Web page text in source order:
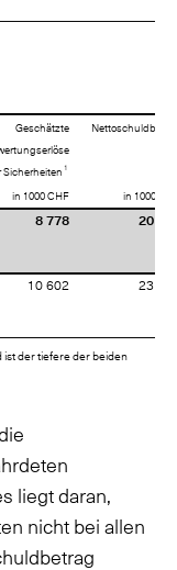
Geschätzte
Sicherheiten 1
in 1000 CHF in 1000
8 778 20
10 602 23
ist der tiefere der beiden
liegt daran,
nicht bei allen